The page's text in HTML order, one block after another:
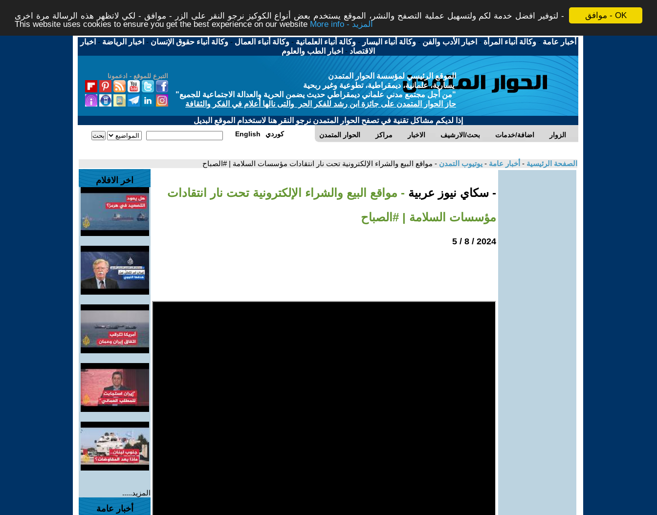
موافق - OK
لتوفير افضل خدمة لكم ولتسهيل عملية التصفح والنشر، الموقع يستخدم بعض أنواع الكوكيز نرجو النقر على الزر - موافق - لكي لاتظهر هذه الرسالة مرة اخرى -
This website uses cookies to ensure you get the best experience on our website
More info - المزيد
أخبار عامة -وكالة أنباء المرأة - اخبار الأدب والفن -وكالة أنباء اليسار -وكالة أنباء العلمانية -وكالة أنباء العمال -وكالة أنباء حقوق الإنسان - اخبار الرياضة - اخبار
الاقتصاد - اخبار الطب والعلوم
التبرع للموقع - ادعمونا
الموقع الرئيسي لمؤسسة الحوار المتمدن
يسارية، علمانية، ديمقراطية، تطوعية وغير ربحية
"من أجل مجتمع مدني علماني ديمقراطي حديث يضمن الحرية والعدالة الاجتماعية للجميع"
حاز الحوار المتمدن على جائزة ابن رشد للفكر الحر والتى نالها أعلام في الفكر والثقافة
إذا لديكم مشاكل تقنية في تصفح الحوار المتمدن نرجو النقر هنا لاستخدام الموقع البديل
الحوار المتمدن مراكز الاخبار بحث/الارشيف اضافة/خدمات الزوار English كوردي
الصفحة الرئيسية - أخبار عامة - يوتيوب التمدن - مواقع البيع والشراء الإلكترونية تحت نار انتقادات مؤسسات السلامة | #الصباح
- سكاي نيوز عربية - مواقع البيع والشراء الإلكترونية تحت نار انتقادات
مؤسسات السلامة | #الصباح
2024 / 8 / 5
اخر الافلام
المزيد.....
أخبار عامة